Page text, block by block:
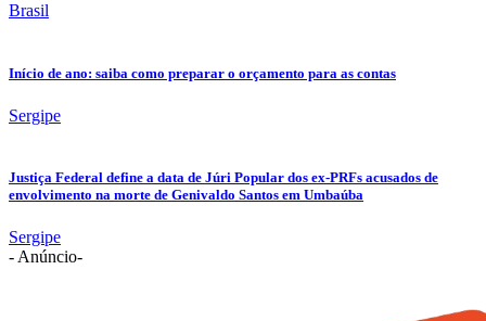
Brasil
Início de ano: saiba como preparar o orçamento para as contas
Sergipe
Justiça Federal define a data de Júri Popular dos ex-PRFs acusados de
envolvimento na morte de Genivaldo Santos em Umbaúba
Sergipe
- Anúncio-